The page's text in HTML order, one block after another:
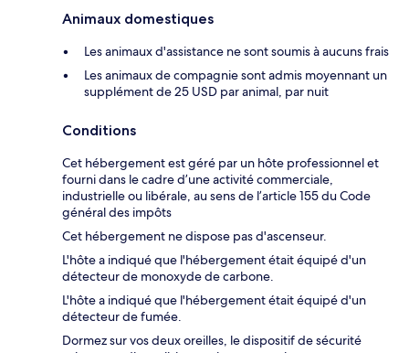
Animaux domestiques
Les animaux d'assistance ne sont soumis à aucuns frais
Les animaux de compagnie sont admis moyennant un
supplément de 25 USD par animal, par nuit
Conditions
Cet hébergement est géré par un hôte professionnel et
fourni dans le cadre d’une activité commerciale,
industrielle ou libérale, au sens de l’article 155 du Code
général des impôts
Cet hébergement ne dispose pas d'ascenseur.
L'hôte a indiqué que l'hébergement était équipé d'un
détecteur de monoxyde de carbone.
L'hôte a indiqué que l'hébergement était équipé d'un
détecteur de fumée.
Dormez sur vos deux oreilles, le dispositif de sécurité